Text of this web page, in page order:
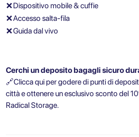
❌Dispositivo mobile & cuffie
❌Accesso salta-fila
❌Guida dal vivo
Cerchi un deposito bagagli sicuro
🔗Clicca qui per godere di punti di
città e ottenere un esclusivo sconto del
Radical Storage.